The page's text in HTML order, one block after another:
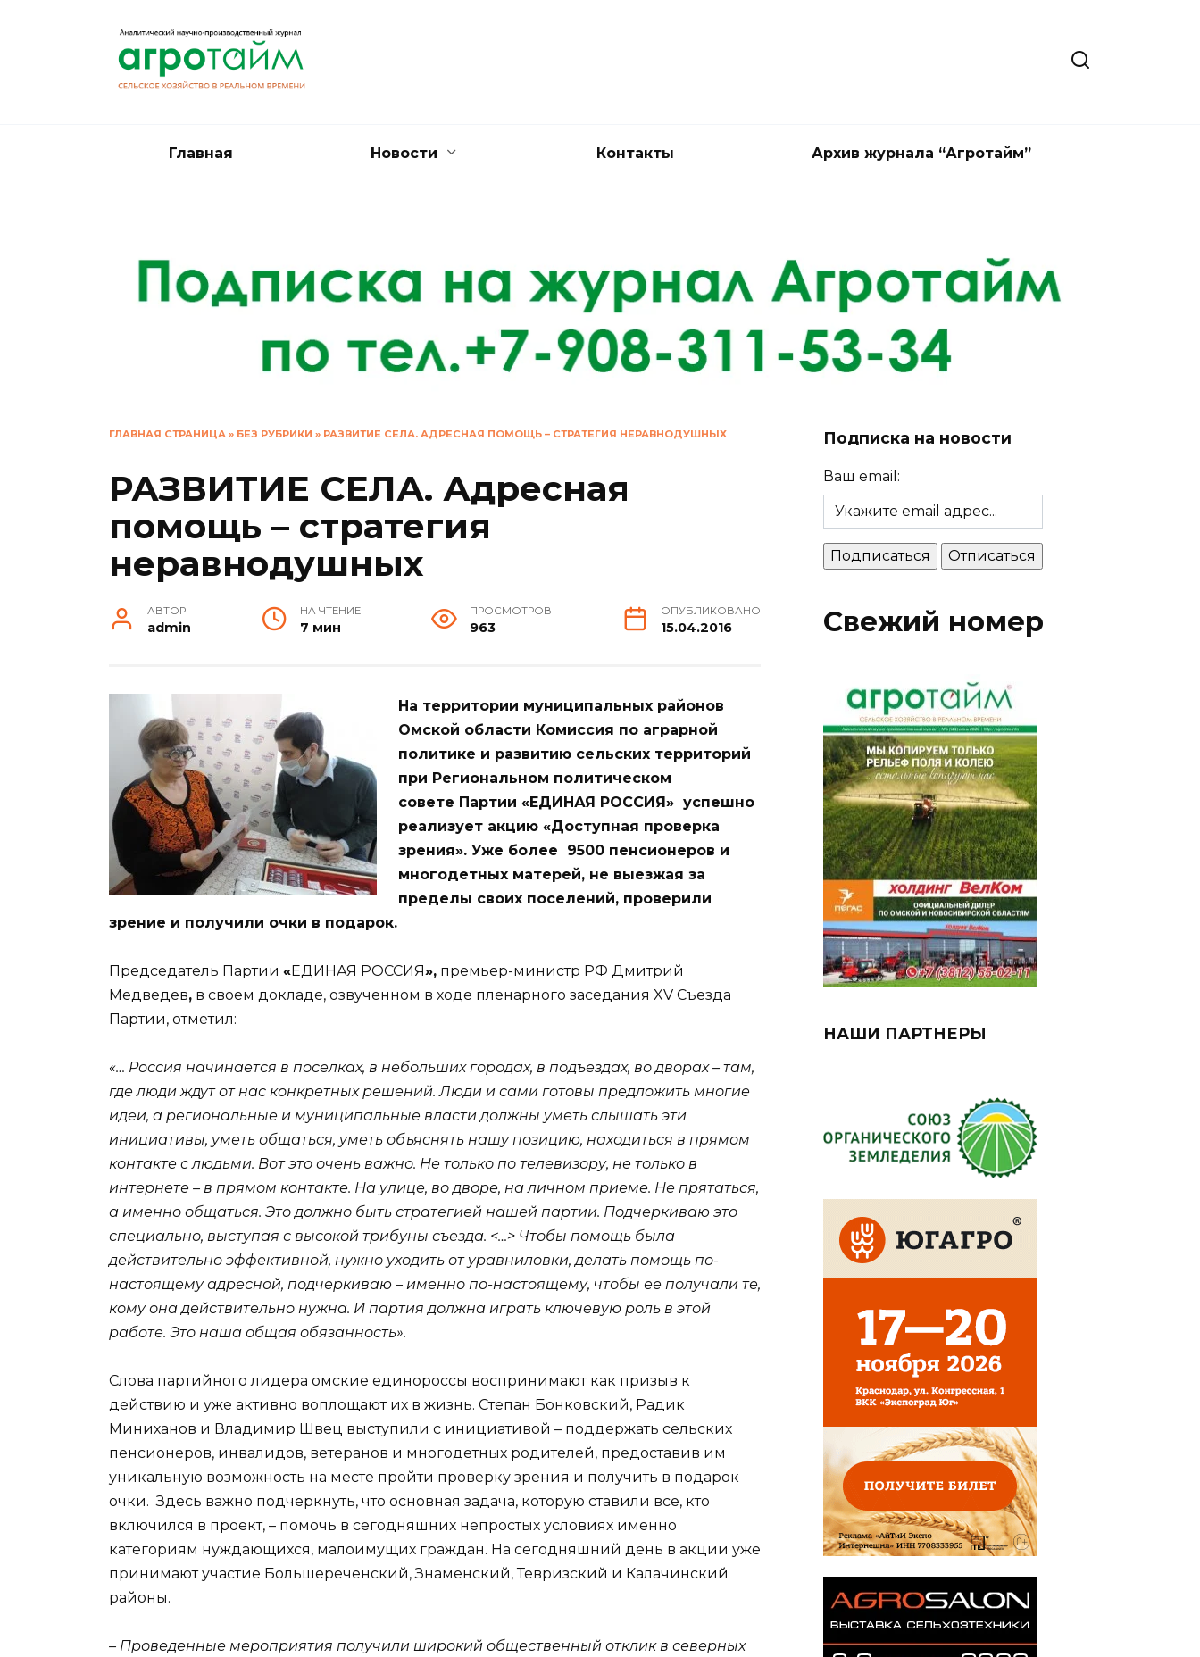
Главная Новости Контакты Архив журнала “Агротайм”
ГЛАВНАЯ СТРАНИЦА » БЕЗ РУБРИКИ » РАЗВИТИЕ СЕЛА. АДРЕСНАЯ ПОМОЩЬ – СТРАТЕГИЯ НЕРАВНОДУШНЫХ
РАЗВИТИЕ СЕЛА. Адресная
помощь – стратегия
неравнодушных
АВТОР
admin
НА ЧТЕНИЕ
7 мин
ПРОСМОТРОВ
963
ОПУБЛИКОВАНО
15.04.2016
На территории муниципальных районов
Омской области Комиссия по аграрной
политике и развитию сельских территорий
при Региональном политическом
совете Партии «ЕДИНАЯ РОССИЯ» успешно
реализует акцию «Доступная проверка
зрения». Уже более 9500 пенсионеров и
многодетных матерей, не выезжая за
пределы своих поселений, проверили
зрение и получили очки в подарок.
Председатель Партии «ЕДИНАЯ РОССИЯ», премьер-министр РФ Дмитрий
Медведев, в своем докладе, озвученном в ходе пленарного заседания XV Съезда
Партии, отметил:
«… Россия начинается в поселках, в небольших городах, в подъездах, во дворах – там,
где люди ждут от нас конкретных решений. Люди и сами готовы предложить многие
идеи, а региональные и муниципальные власти должны уметь слышать эти
инициативы, уметь общаться, уметь объяснять нашу позицию, находиться в прямом
контакте с людьми. Вот это очень важно. Не только по телевизору, не только в
интернете – в прямом контакте. На улице, во дворе, на личном приеме. Не прятаться,
а именно общаться. Это должно быть стратегией нашей партии. Подчеркиваю это
специально, выступая с высокой трибуны съезда. <…> Чтобы помощь была
действительно эффективной, нужно уходить от уравниловки, делать помощь по-
настоящему адресной, подчеркиваю – именно по-настоящему, чтобы ее получали те,
кому она действительно нужна. И партия должна играть ключевую роль в этой
работе. Это наша общая обязанность».
Слова партийного лидера омские единороссы воспринимают как призыв к
действию и уже активно воплощают их в жизнь. Степан Бонковский, Радик
Миниханов и Владимир Швец выступили с инициативой – поддержать сельских
пенсионеров, инвалидов, ветеранов и многодетных родителей, предоставив им
уникальную возможность на месте пройти проверку зрения и получить в подарок
очки. Здесь важно подчеркнуть, что основная задача, которую ставили все, кто
включился в проект, – помочь в сегодняшних непростых условиях именно
категориям нуждающихся, малоимущих граждан. На сегодняшний день в акции уже
принимают участие Большереченский, Знаменский, Тевризский и Калачинский
районы.
– Проведенные мероприятия получили широкий общественный отклик в северных
Подписка на новости
Ваш email:
Свежий номер
НАШИ ПАРТНЕРЫ